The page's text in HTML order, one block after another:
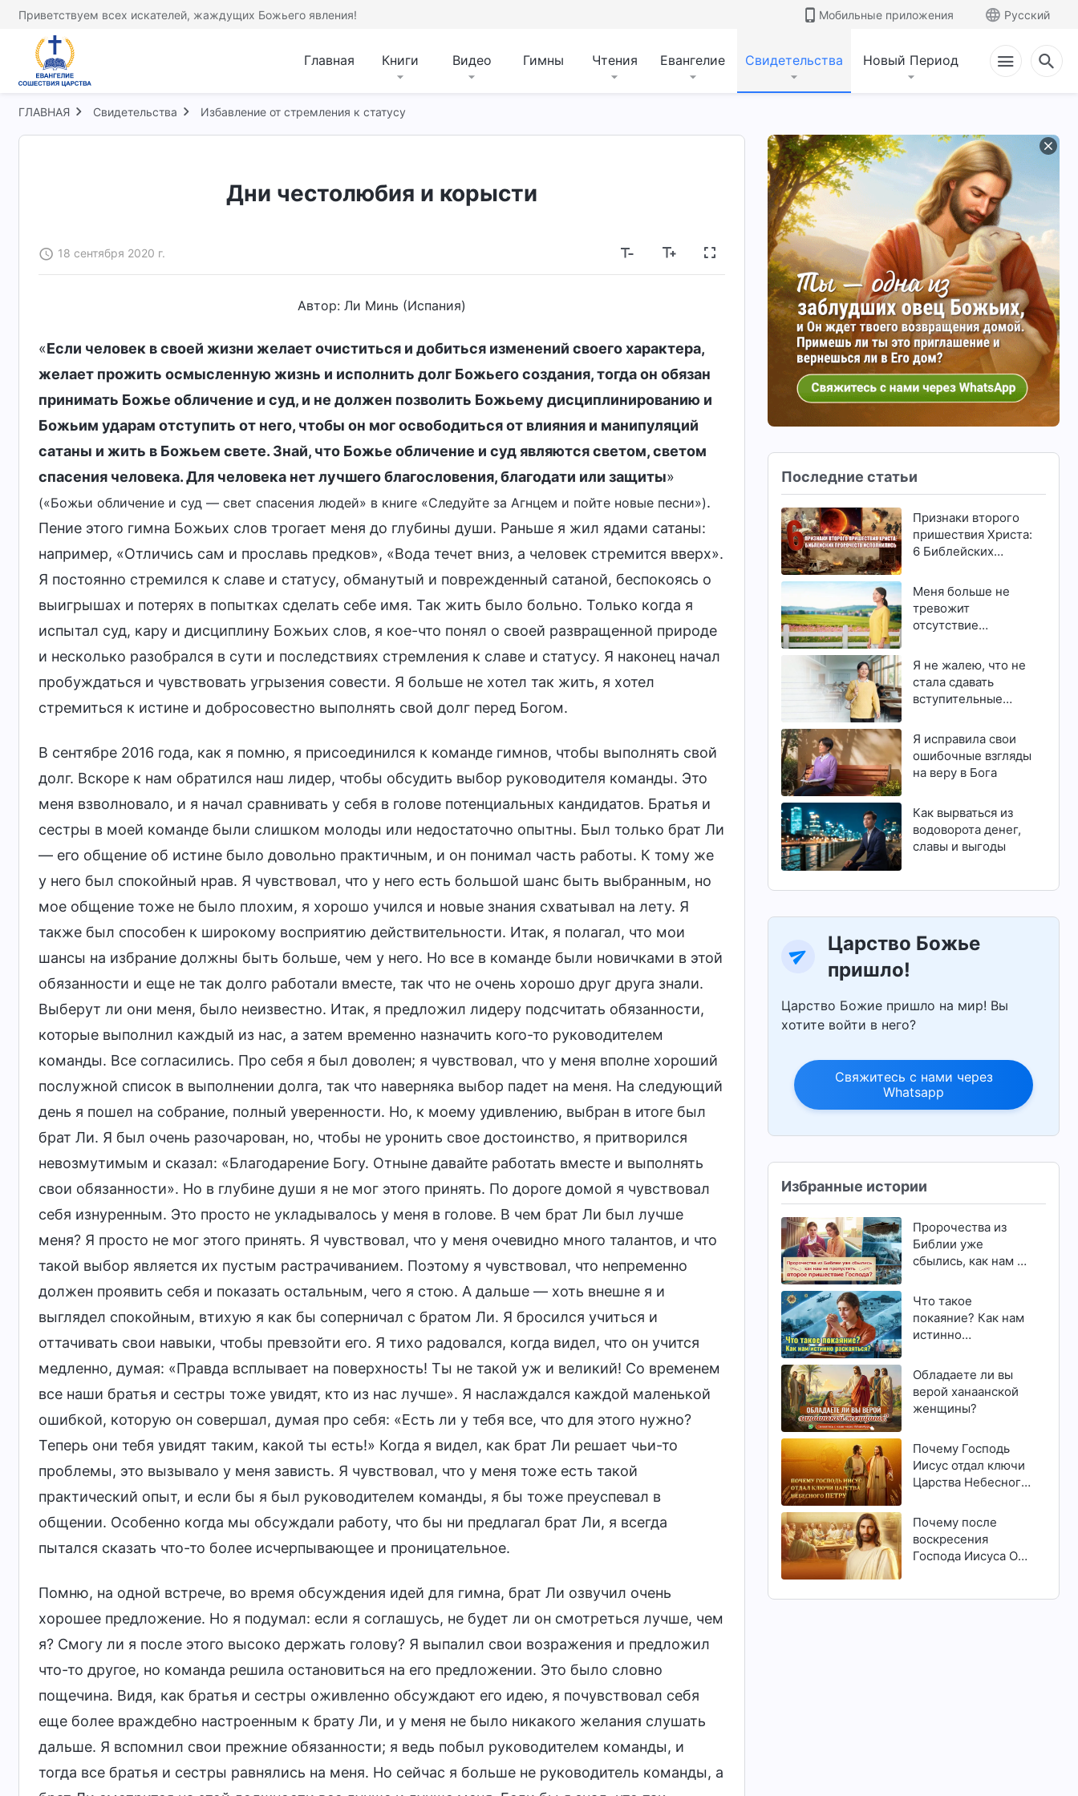
Приветствуем всех искателей, жаждущих Божьего явления! Мобильные приложения Русский
Главная Книги Видео Гимны Чтения Евангелие Свидетельства Новый Период
ГЛАВНАЯ Свидетельства Избавление от стремления к статусу
Дни честолюбия и корысти
18 сентября 2020 г.
Автор: Ли Минь (Испания)
«Если человек в своей жизни желает очиститься и добиться изменений своего характера,
желает прожить осмысленную жизнь и исполнить долг Божьего создания, тогда он обязан
принимать Божье обличение и суд, и не должен позволить Божьему дисциплинированию и
Божьим ударам отступить от него, чтобы он мог освободиться от влияния и манипуляций
сатаны и жить в Божьем свете. Знай, что Божье обличение и суд являются светом, светом
спасения человека. Для человека нет лучшего благословения, благодати или защиты»
(«Божьи обличение и суд — свет спасения людей» в книге «Следуйте за Агнцем и пойте новые песни»).
Пение этого гимна Божьих слов трогает меня до глубины души. Раньше я жил ядами сатаны:
например, «Отличись сам и прославь предков», «Вода течет вниз, а человек стремится вверх».
Я постоянно стремился к славе и статусу, обманутый и поврежденный сатаной, беспокоясь о
выигрышах и потерях в попытках сделать себе имя. Так жить было больно. Только когда я
испытал суд, кару и дисциплину Божьих слов, я кое-что понял о своей развращенной природе
и несколько разобрался в сути и последствиях стремления к славе и статусу. Я наконец начал
пробуждаться и чувствовать угрызения совести. Я больше не хотел так жить, я хотел
стремиться к истине и добросовестно выполнять свой долг перед Богом.
В сентябре 2016 года, как я помню, я присоединился к команде гимнов, чтобы выполнять свой
долг. Вскоре к нам обратился наш лидер, чтобы обсудить выбор руководителя команды. Это
меня взволновало, и я начал сравнивать у себя в голове потенциальных кандидатов. Братья и
сестры в моей команде были слишком молоды или недостаточно опытны. Был только брат Ли
— его общение об истине было довольно практичным, и он понимал часть работы. К тому же
у него был спокойный нрав. Я чувствовал, что у него есть большой шанс быть выбранным, но
мое общение тоже не было плохим, я хорошо учился и новые знания схватывал на лету. Я
также был способен к широкому восприятию действительности. Итак, я полагал, что мои
шансы на избрание должны быть больше, чем у него. Но все в команде были новичками в этой
обязанности и еще не так долго работали вместе, так что не очень хорошо друг друга знали.
Выберут ли они меня, было неизвестно. Итак, я предложил лидеру подсчитать обязанности,
которые выполнил каждый из нас, а затем временно назначить кого-то руководителем
команды. Все согласились. Про себя я был доволен; я чувствовал, что у меня вполне хороший
послужной список в выполнении долга, так что наверняка выбор падет на меня. На следующий
день я пошел на собрание, полный уверенности. Но, к моему удивлению, выбран в итоге был
брат Ли. Я был очень разочарован, но, чтобы не уронить свое достоинство, я притворился
невозмутимым и сказал: «Благодарение Богу. Отныне давайте работать вместе и выполнять
свои обязанности». Но в глубине души я не мог этого принять. По дороге домой я чувствовал
себя изнуренным. Это просто не укладывалось у меня в голове. В чем брат Ли был лучше
меня? Я просто не мог этого принять. Я чувствовал, что у меня очевидно много талантов, и что
такой выбор является их пустым растрачиванием. Поэтому я чувствовал, что непременно
должен проявить себя и показать остальным, чего я стою. А дальше — хоть внешне я и
выглядел спокойным, втихую я как бы соперничал с братом Ли. Я бросился учиться и
оттачивать свои навыки, чтобы превзойти его. Я тихо радовался, когда видел, что он учится
медленно, думая: «Правда всплывает на поверхность! Ты не такой уж и великий! Со временем
все наши братья и сестры тоже увидят, кто из нас лучше». Я наслаждался каждой маленькой
ошибкой, которую он совершал, думая про себя: «Есть ли у тебя все, что для этого нужно?
Теперь они тебя увидят таким, какой ты есть!» Когда я видел, как брат Ли решает чьи-то
проблемы, это вызывало у меня зависть. Я чувствовал, что у меня тоже есть такой
практический опыт, и если бы я был руководителем команды, я бы тоже преуспевал в
общении. Особенно когда мы обсуждали работу, что бы ни предлагал брат Ли, я всегда
пытался сказать что-то более исчерпывающее и проницательное.
Помню, на одной встрече, во время обсуждения идей для гимна, брат Ли озвучил очень
хорошее предложение. Но я подумал: если я соглашусь, не будет ли он смотреться лучше, чем
я? Смогу ли я после этого высоко держать голову? Я выпалил свои возражения и предложил
что-то другое, но команда решила остановиться на его предложении. Это было словно
пощечина. Видя, как братья и сестры оживленно обсуждают его идею, я почувствовал себя
еще более враждебно настроенным к брату Ли, и у меня не было никакого желания слушать
дальше. Я вспомнил свои прежние обязанности; я ведь побыл руководителем команды, и
тогда все братья и сестры равнялись на меня. Но сейчас я больше не руководитель команды, а
Последние статьи
Признаки второго
пришествия Христа:
6 Библейских
исполнились
Меня больше не
тревожит
отсутствие
талантов
Я не жалею, что не
стала сдавать
вступительные
магистратуру
Я исправила свои
ошибочные взгляды
на веру в Бога
Как вырваться из
водоворота денег,
славы и выгоды
Царство Божье
пришло!
Царство Божие пришло на мир! Вы
хотите войти в него?
Свяжитесь с нами через
Whatsapp
Избранные истории
Пророчества из
Библии уже
сбылись, как нам не
пришествие
Господа?
Что такое
покаяние? Как нам
истинно
Обладаете ли вы
верой ханаанской
женщины?
Почему Господь
Иисус отдал ключи
Царства Небесного
Почему после
воскресения
Господа Иисуса Он